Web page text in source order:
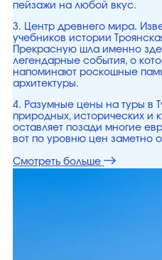
пейзажи на любой вкус.
3. Центр древнего мира.
учебников истории
Прекрасную шла именно
легендарные события, о
напоминают роскошные
архитектуры.
4. Разумные цены на туры в
природных, исторических и
оставляет позади многие
вот по уровню цен заметно
Смотреть больше